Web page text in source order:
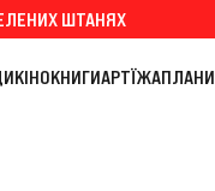
ШТАНЯХ
КІНОКНИГИАРТЇЖАПЛАНИ